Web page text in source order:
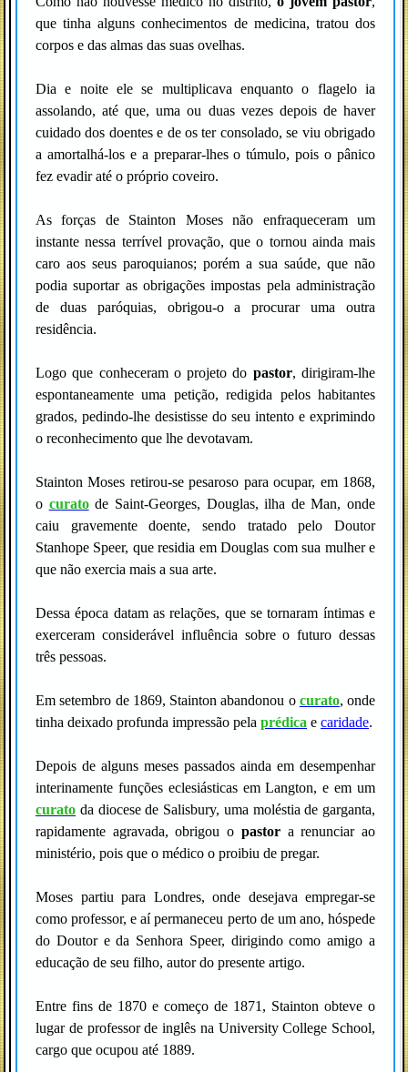
que tinha alguns conhecimentos de medicina, tratou dos
corpos e das almas das suas ovelhas.
Dia e noite ele se multiplicava enquanto o flagelo ia
assolando, até que, uma ou duas vezes depois de haver
cuidado dos doentes e de os ter consolado, se viu obrigado
a amortalhá-los e a preparar-lhes o túmulo, pois o pânico
fez evadir até o próprio coveiro.
As forças de Stainton Moses não enfraqueceram um
instante nessa terrível provação, que o tornou ainda mais
caro aos seus paroquianos; porém a sua saúde, que não
podia suportar as obrigações impostas pela administração
de duas paróquias, obrigou-o a procurar uma outra
residência.
Logo que conheceram o projeto do pastor, dirigiram-lhe
espontaneamente uma petição, redigida pelos habitantes
grados, pedindo-lhe desistisse do seu intento e exprimindo
o reconhecimento que lhe devotavam.
Stainton Moses retirou-se pesaroso para ocupar, em 1868,
o curatode Saint-Georges, Douglas, ilha de Man, onde
caiu gravemente doente, sendo tratado pelo Doutor
Stanhope Speer, que residia em Douglas com sua mulher e
que não exercia mais a sua arte.
Dessa época datam as relações, que se tornaram íntimas e
exerceram considerável influência sobre o futuro dessas
três pessoas.
Em setembro de 1869, Stainton abandonou o curato, onde
tinha deixado profunda impressão pela prédica e caridade.
Depois de alguns meses passados ainda em desempenhar
interinamente funções eclesiásticas em Langton, e em um
curato da diocese de Salisbury, uma moléstia de garganta,
rapidamente agravada, obrigou o pastora renunciar ao
ministério, pois que o médico o proibiu de pregar.
Moses partiu para Londres, onde desejava empregar-se
como professor, e aí permaneceu perto de um ano, hóspede
do Doutor e da Senhora Speer, dirigindo como amigo a
educação de seu filho, autor do presente artigo.
Entre fins de 1870 e começo de 1871, Stainton obteve o
lugar de professor de inglês na University College School,
cargo que ocupou até 1889.